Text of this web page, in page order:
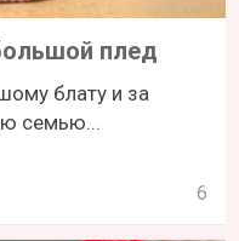
плед
блату и за
семью...
6